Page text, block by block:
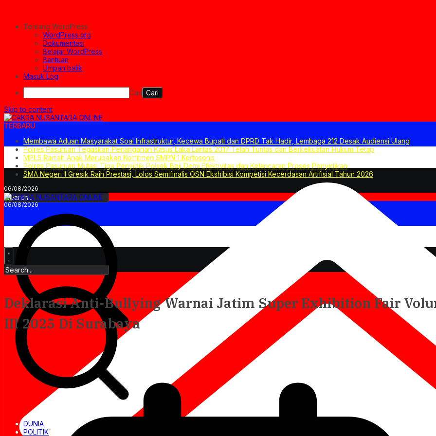
Tentang WordPress
WordPress.org
Dokumentasi
Belajar WordPress
Bantuan
Umpan balik
Masuk Log
Cari
Skip to content
TERBARU
Membawa Aduan Masyarakat Soal Infrastruktur, Kecewa Bupati dan DPRD Tak Hadir, Lembaga 212 Desak Audiensi Ulang
Polres Pasuruan Tegaskan Penanganan Kasus Laka Lantas 2017 Telah Tuntas dan Berkekuatan Hukum Tetap
MPLS Ramah Anak Merupakan Komitmen SMPN 1 Kertosono
Polres Pasuruan Mutasi Tiga Penyidik Polsek Beji Demi Efektivitas dan Kelancaran Proses Penyidikan
SMA Negeri 1 Gresik Raih Prestasi, Lolos Semifinalis OSN Ekshibisi Kompetisi Kecerdasan Artifisial Tahun 2026
06/08/2026
06/08/2026
DUNIA
POLITIK
Deklarasi Anti-Bullying Warnai Jatim Super Exhibition Fair
III 2025 Di Surabaya